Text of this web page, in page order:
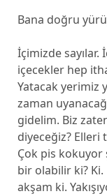
Bana doğru
İçimizde
içecekler hep
Yatacak yerimiz
zaman
gidelim. Biz
diyeceğiz? Elleri
Çok pis kokuyor
bir olabilir ki? Ki.
akşam ki.